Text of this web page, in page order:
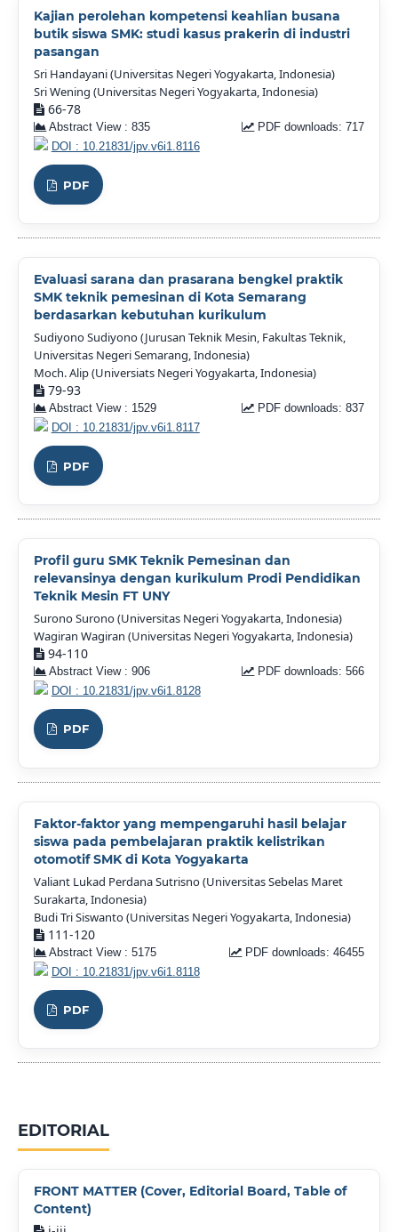
Kajian perolehan kompetensi keahlian busana
butik siswa SMK: studi kasus prakerin di industri
pasangan
Sri Handayani (Universitas Negeri Yogyakarta, Indonesia)
Sri Wening (Universitas Negeri Yogyakarta, Indonesia)
66-78
Abstract View : 835
PDF downloads: 717
DOI : 10.21831/jpv.v6i1.8116
PDF
Evaluasi sarana dan prasarana bengkel praktik
SMK teknik pemesinan di Kota Semarang
berdasarkan kebutuhan kurikulum
Sudiyono Sudiyono (Jurusan Teknik Mesin, Fakultas Teknik,
Universitas Negeri Semarang, Indonesia)
Moch. Alip (Universiats Negeri Yogyakarta, Indonesia)
79-93
Abstract View : 1529
PDF downloads: 837
DOI : 10.21831/jpv.v6i1.8117
PDF
Profil guru SMK Teknik Pemesinan dan
relevansinya dengan kurikulum Prodi Pendidikan
Teknik Mesin FT UNY
Surono Surono (Universitas Negeri Yogyakarta, Indonesia)
Wagiran Wagiran (Universitas Negeri Yogyakarta, Indonesia)
94-110
Abstract View : 906
PDF downloads: 566
DOI : 10.21831/jpv.v6i1.8128
PDF
Faktor-faktor yang mempengaruhi hasil belajar
siswa pada pembelajaran praktik kelistrikan
otomotif SMK di Kota Yogyakarta
Valiant Lukad Perdana Sutrisno (Universitas Sebelas Maret
Surakarta, Indonesia)
Budi Tri Siswanto (Universitas Negeri Yogyakarta, Indonesia)
111-120
Abstract View : 5175
PDF downloads: 46455
DOI : 10.21831/jpv.v6i1.8118
PDF
EDITORIAL
FRONT MATTER (Cover, Editorial Board, Table of
Content)